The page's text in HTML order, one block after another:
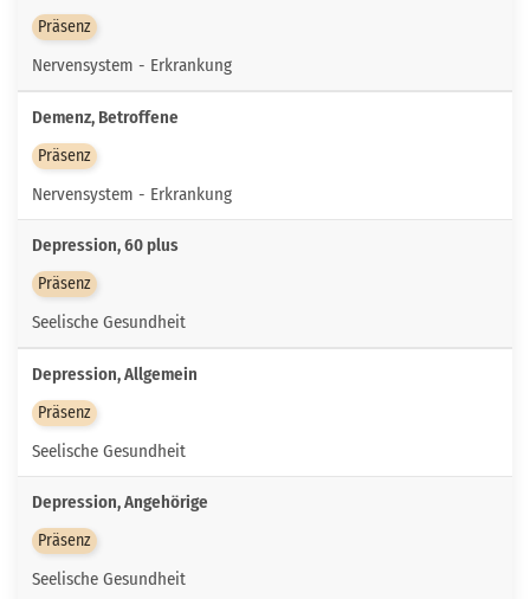
Präsenz
Nervensystem - Erkrankung
Demenz, Betroffene
Präsenz
Nervensystem - Erkrankung
Depression, 60 plus
Präsenz
Seelische Gesundheit
Depression, Allgemein
Präsenz
Seelische Gesundheit
Depression, Angehörige
Präsenz
Seelische Gesundheit